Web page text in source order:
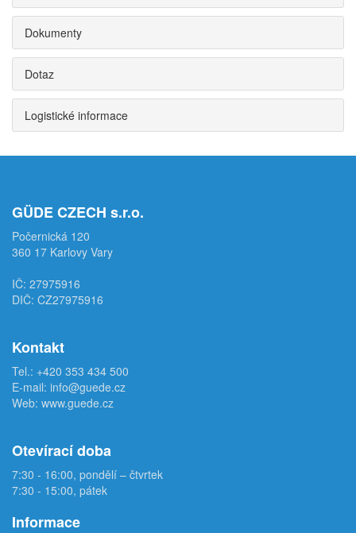
Dokumenty
Dotaz
Logistické informace
GÜDE CZECH s.r.o.
Počernická 120
360 17 Karlovy Vary
IČ: 27975916
DIČ: CZ27975916
Kontakt
Tel.: +420 353 434 500
E-mail: info@guede.cz
Web: www.guede.cz
Otevírací doba
7:30 - 16:00, pondělí – čtvrtek
7:30 - 15:00, pátek
Informace